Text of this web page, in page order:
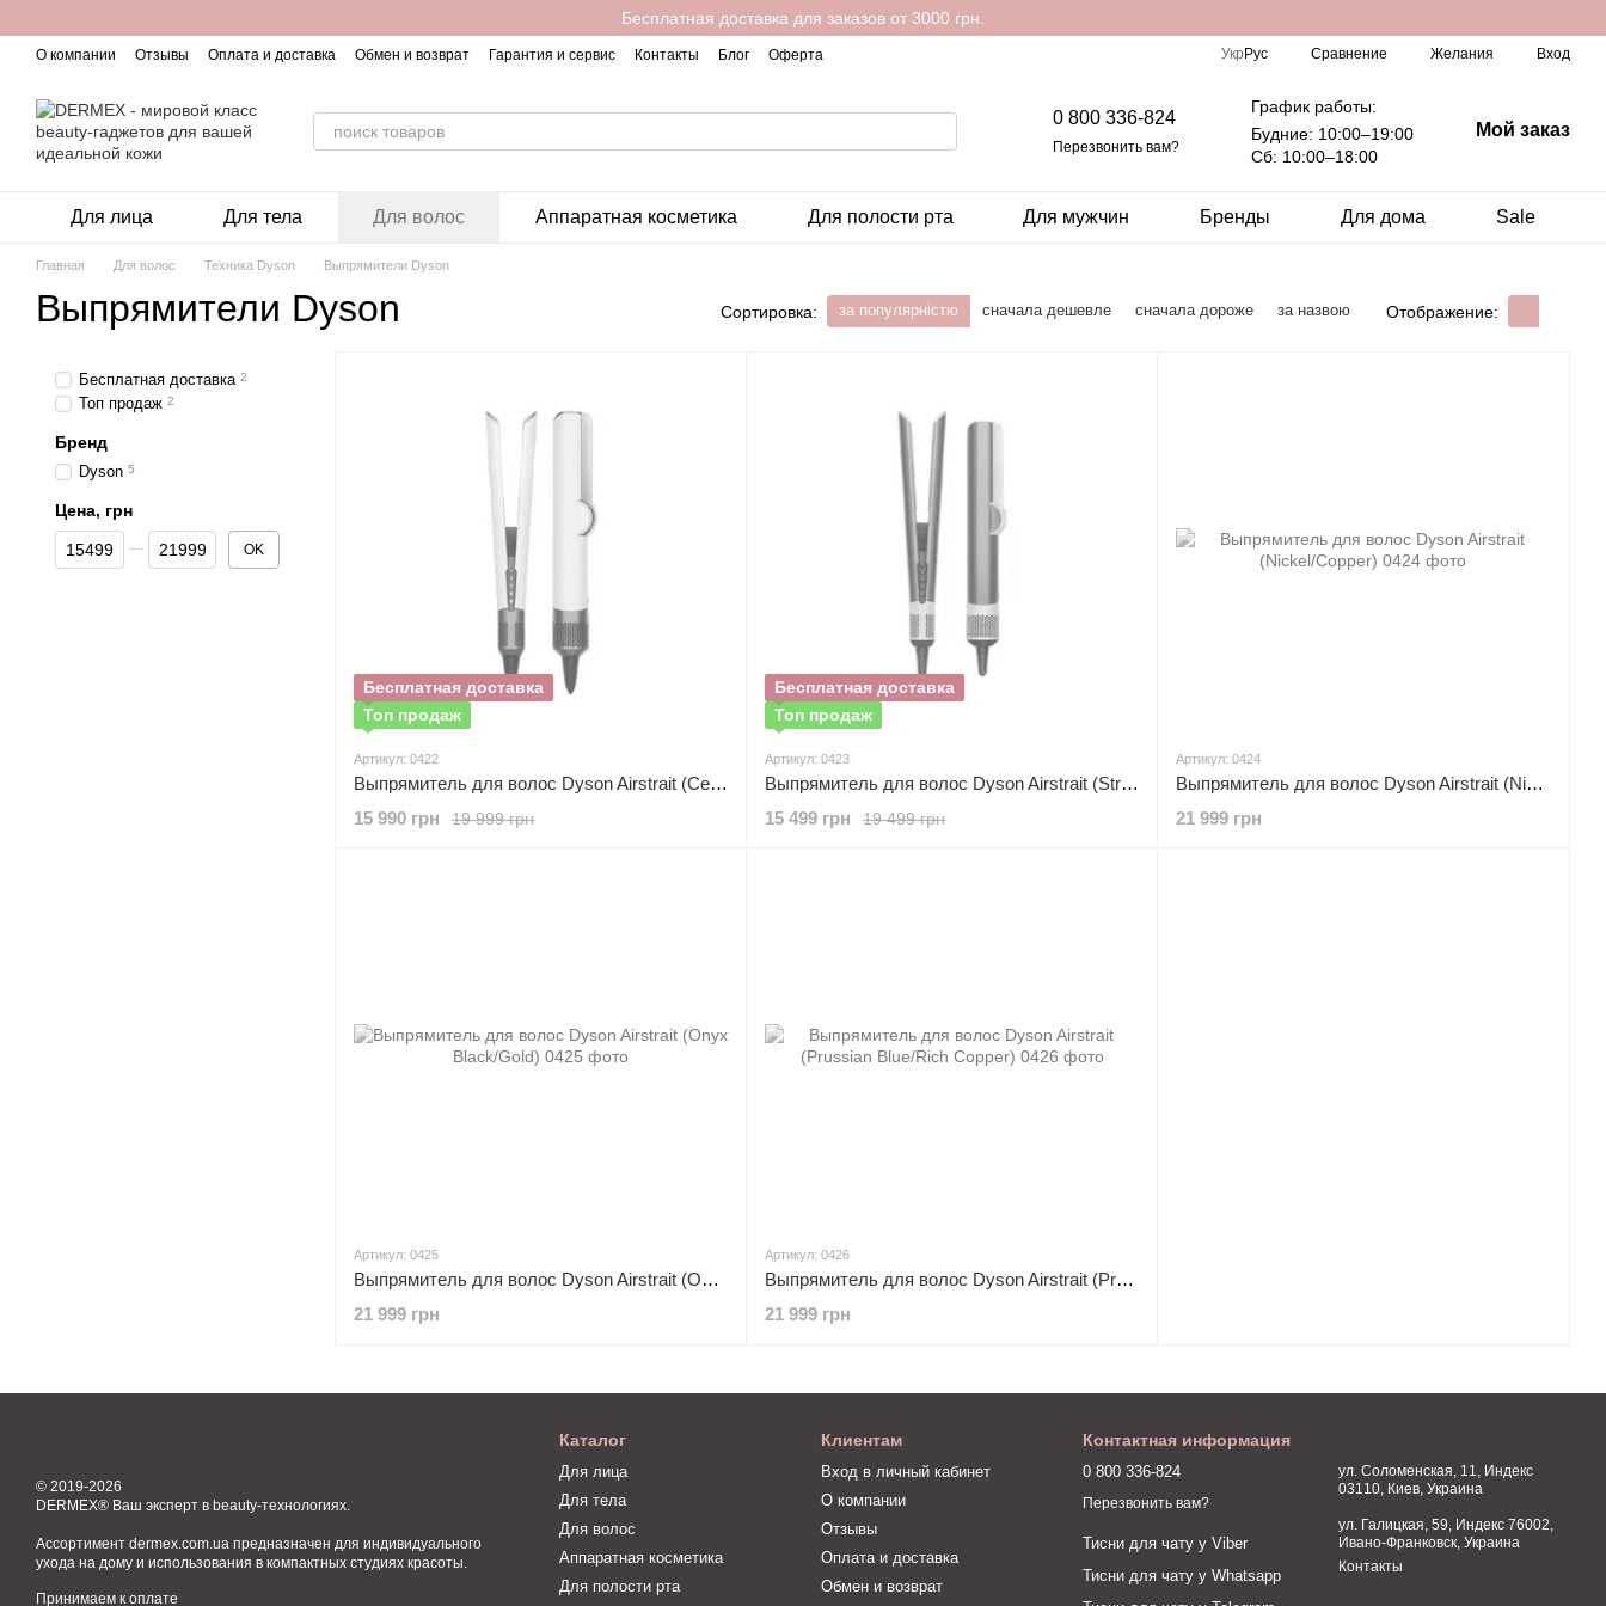
Бесплатная доставка для заказов от 3000 грн.
О компании Отзывы Оплата и доставка Обмен и возврат Гарантия и сервис Контакты Блог Оферта Укр Рус Сравнение Желания Вход
0 800 336-824
Перезвонить вам?
График работы:
Будние: 10:00–19:00
Сб: 10:00–18:00
Мой заказ
Для лица Для тела Для волос Аппаратная косметика Для полости рта Для мужчин Бренды Для дома Sale
Главная Для волос Техника Dyson Выпрямители Dyson
Выпрямители Dyson Сортировка: за популярністю сначала дешевле сначала дороже за назвою Отображение:
Бесплатная доставка
Топ продаж
Артикул: 0422
Выпрямитель для волос Dyson Airstrait (Ceramic Pink/Rose Gold)
19 999 грн
15 990 грн
Бесплатная доставка
Топ продаж
Артикул: 0423
Выпрямитель для волос Dyson Airstrait (Strawberry Bronze/Blush Pink)
19 499 грн
15 499 грн
Артикул: 0424
Выпрямитель для волос Dyson Airstrait (Nickel/Copper)
21 999 грн
Артикул: 0425
Выпрямитель для волос Dyson Airstrait (Onyx Black/Gold)
21 999 грн
Артикул: 0426
Выпрямитель для волос Dyson Airstrait (Prussian Blue/Rich Copper)
21 999 грн
Бесплатная доставка 2
Топ продаж 2
Бренд
Dyson 5
Цена, грн
От Цена, грн
До Цена, грн OK
© 2019-2026
DERMEX® Ваш эксперт в beauty-технологиях.
Ассортимент dermex.com.ua предназначен для индивидуального
ухода на дому и использования в компактных студиях красоты.
Принимаем к оплате
Каталог
Для лица
Для тела
Для волос
Аппаратная косметика
Для полости рта
Клиентам
Вход в личный кабинет
О компании
Отзывы
Оплата и доставка
Обмен и возврат
Контактная информация
0 800 336-824
Перезвонить вам?
Тисни для чату у Viber
Тисни для чату у Whatsapp
ул. Соломенская, 11, Индекс
03110, Киев, Украина
ул. Галицкая, 59, Индекс 76002,
Ивано-Франковск, Украина
Контакты